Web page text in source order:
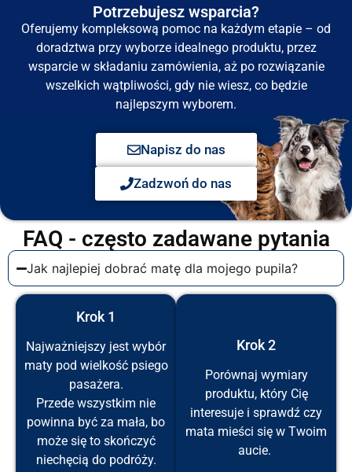
Potrzebujesz wsparcia?
Oferujemy kompleksową pomoc na każdym etapie – od
doradztwa przy wyborze idealnego produktu, przez
wsparcie w składaniu zamówienia, aż po rozwiązanie
wszelkich wątpliwości, gdy nie wiesz, co będzie
najlepszym wyborem.
Napisz do nas
Zadzwoń do nas
FAQ - często zadawane pytania
Jak najlepiej dobrać matę dla mojego pupila?
Krok 1
Najważniejszy jest wybór
maty pod wielkość psiego
pasażera.
Przede wszystkim nie
powinna być za mała, bo
może się to skończyć
niechęcią do podróży.
Krok 2
Porównaj wymiary
produktu, który Cię
interesuje i sprawdź czy
mata mieści się w Twoim
aucie.